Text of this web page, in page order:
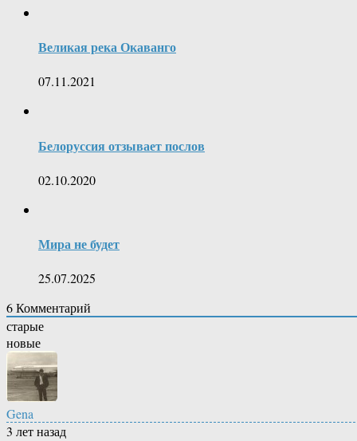
Великая река Окаванго
07.11.2021
Белоруссия отзывает послов
02.10.2020
Мира не будет
25.07.2025
6Комментарий
старые
новые
Gena
3 лет назад